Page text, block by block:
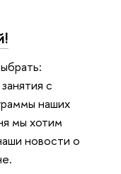
с
наших
мы хотим
новости о